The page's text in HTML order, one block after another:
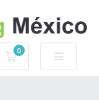
0
Winkelwagen